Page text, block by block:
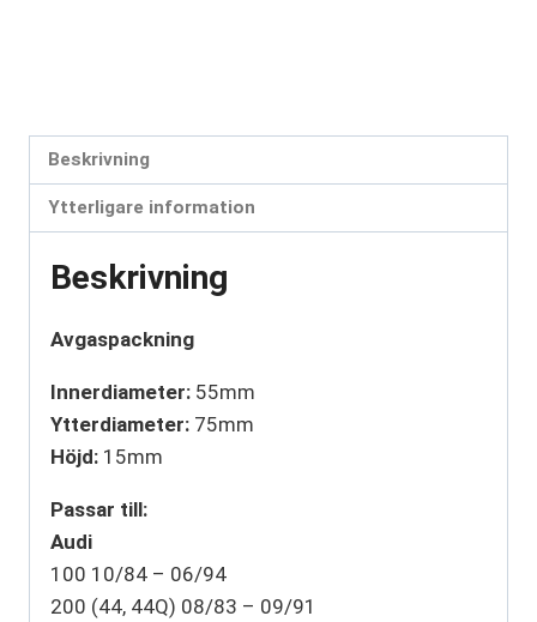
Beskrivning
Ytterligare information
Beskrivning
Avgaspackning
Innerdiameter: 55mm
Ytterdiameter: 75mm
Höjd: 15mm
Passar till:
Audi
100 10/84 – 06/94
200 (44, 44Q) 08/83 – 09/91